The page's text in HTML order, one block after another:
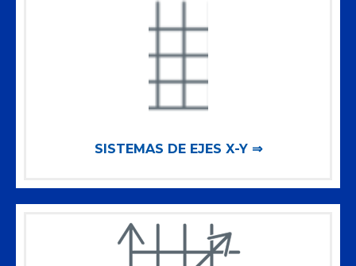
SISTEMAS DE EJES X-Y ⇒